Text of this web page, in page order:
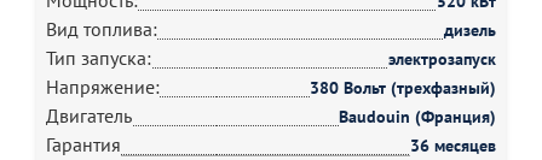
Вид топлива: дизель
Тип запуска: электрозапуск
Напряжение: 380 Вольт (трехфазный)
Двигатель Baudouin (Франция)
Гарантия 36 месяцев